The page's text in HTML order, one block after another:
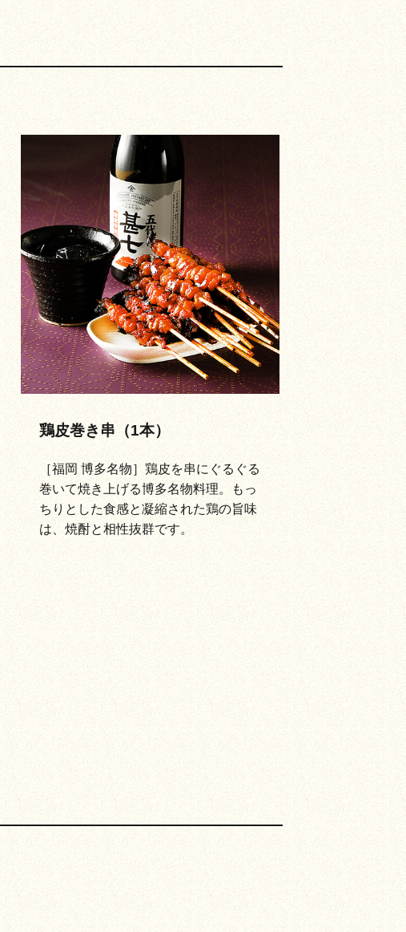
鶏皮巻き串（1本）
［福岡 博多名物］鶏皮を串にぐるぐる
巻いて焼き上げる博多名物料理。もっ
ちりとした食感と凝縮された鶏の旨味
は、焼酎と相性抜群です。